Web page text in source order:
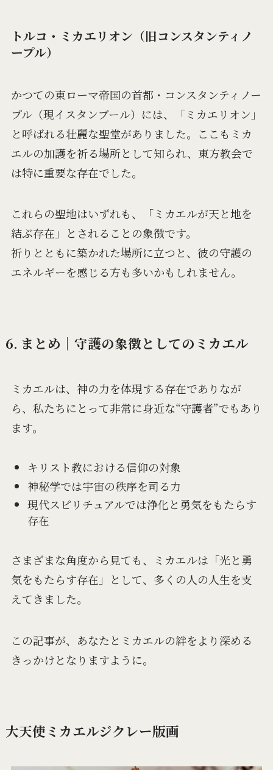
トルコ・ミカエリオン（旧コンスタンティノ
ープル）
かつての東ローマ帝国の首都・コンスタンティノー
プル（現イスタンブール）には、「ミカエリオン」
と呼ばれる壮麗な聖堂がありました。ここもミカ
エルの加護を祈る場所として知られ、東方教会で
は特に重要な存在でした。
これらの聖地はいずれも、「ミカエルが天と地を
結ぶ存在」とされることの象徴です。
祈りとともに築かれた場所に立つと、彼の守護の
エネルギーを感じる方も多いかもしれません。
6. まとめ｜守護の象徴としてのミカエル
ミカエルは、神の力を体現する存在でありなが
ら、私たちにとって非常に身近な“守護者”でもあり
ます。
キリスト教における信仰の対象
神秘学では宇宙の秩序を司る力
現代スピリチュアルでは浄化と勇気をもたらす
存在
さまざまな角度から見ても、ミカエルは「光と勇
気をもたらす存在」として、多くの人の人生を支
えてきました。
この記事が、あなたとミカエルの絆をより深める
きっかけとなりますように。
大天使ミカエルジクレー版画